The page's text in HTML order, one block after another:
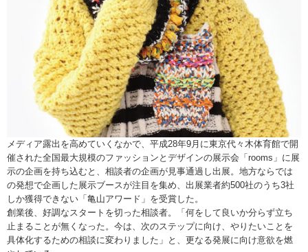
メディア露出を高めていくなかで、平成28年9月に東京代々木体育館で開
催された全国最大規模のファッションとデザインの展示会「rooms」に展
示の企画を持ち込むと、相談者の企画が見事通過し出展。地方ならでは
の発想で企画した展示ブースが注目を集め、出展業者約500社のうち3社
しか獲得できない「亀山アワード」を受賞した。
創業後、好調なスタートを切った相談者。「何をして良いか分らず立ち
止まることが無くなった。今は、次のステップに向け、やりたいことを
具体化するための相談に変わりました」と、更なる発展に向け意欲を燃